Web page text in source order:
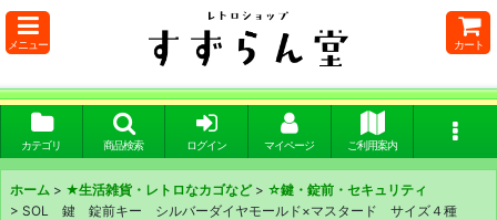
メニュー カート
カテゴリ 商品検索 ログイン マイページ ご利用案内
ホーム > ★生活雑貨・レトロなカゴなど > ☆鍵・錠前・セキュリティ
> SOL 鍵 錠前キー シルバーダイヤモールド×マスタード サイズ４種